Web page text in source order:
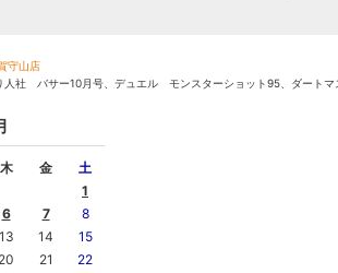
守山店
社 バサー10月号、デュエル モンスターショット95、ダートマ
木 金 土
1
6 7
8
13 14
15
20 21
22